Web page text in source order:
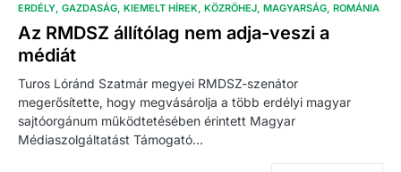
ERDÉLY GAZDASÁG KIEMELT HÍREK KÖZRÖHEJ MAGYARSÁG ROMÁNIA
Az RMDSZ állítólag nem adja-veszi a
médiát
Turos Lóránd Szatmár megyei RMDSZ-szenátor
megerősítette, hogy megvásárolja a több erdélyi magyar
sajtóorgánum működtetésében érintett Magyar
Médiaszolgáltatást Támogató…